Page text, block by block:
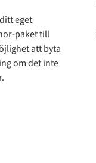
eget
paket till
att byta
om det inte